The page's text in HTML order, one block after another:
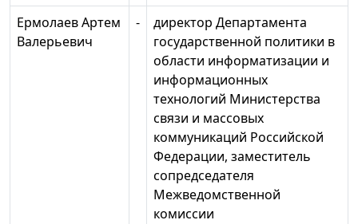
Ермолаев Артем
Валерьевич
-
директор Департамента
государственной политики в
области информатизации и
информационных
технологий Министерства
связи и массовых
коммуникаций Российской
Федерации, заместитель
сопредседателя
Межведомственной
комиссии